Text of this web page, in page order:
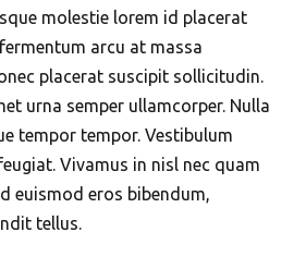
molestie lorem id placerat
arcu at massa
placerat suscipit sollicitudin.
urna semper ullamcorper. Nulla
tempor tempor. Vestibulum
Vivamus in nisl nec quam
euismod eros bibendum,
tellus.